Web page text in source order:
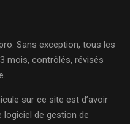
Sans exception, tous les
mois, contrôlés, révisés
sur ce site est d’avoir
logiciel de gestion de